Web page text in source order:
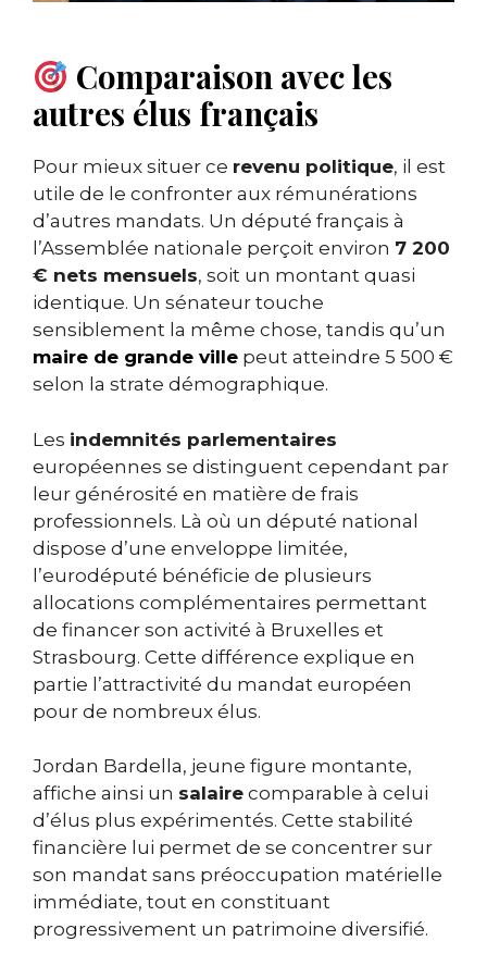
Comparaison avec les
autres élus français
Pour mieux situer ce revenu politique, il est
utile de le confronter aux rémunérations
d’autres mandats. Un député français à
l’Assemblée nationale perçoit environ 7 200
€ nets mensuels, soit un montant quasi
identique. Un sénateur touche
sensiblement la même chose, tandis qu’un
maire de grande ville peut atteindre 5 500 €
selon la strate démographique.
Les indemnités parlementaires
européennes se distinguent cependant par
leur générosité en matière de frais
professionnels. Là où un député national
dispose d’une enveloppe limitée,
l’eurodéputé bénéficie de plusieurs
allocations complémentaires permettant
de financer son activité à Bruxelles et
Strasbourg. Cette différence explique en
partie l’attractivité du mandat européen
pour de nombreux élus.
Jordan Bardella, jeune figure montante,
affiche ainsi un salaire comparable à celui
d’élus plus expérimentés. Cette stabilité
financière lui permet de se concentrer sur
son mandat sans préoccupation matérielle
immédiate, tout en constituant
progressivement un patrimoine diversifié.